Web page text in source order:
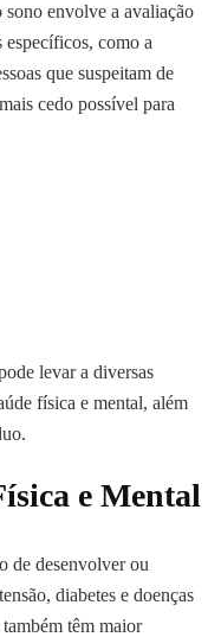
envolve a avaliação
específicos, como a
que suspeitam de
cedo possível para
levar a diversas
física e mental, além
e Mental
de desenvolver ou
diabetes e doenças
têm maior